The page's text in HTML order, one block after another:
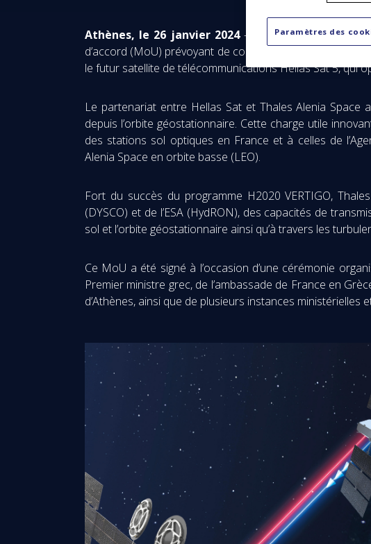
Athènes, le 26 janvier 2024- Hellas Sat et Thales
d’accord (MoU) prévoyant de collaborer dans le cadre
le futur satellite de télécommunications Hellas Sat 5, qui
Le partenariat entre Hellas Sat et Thales Alenia
depuis l’orbite géostationnaire. Cette charge utile
des stations sol optiques en France et à celles de
Alenia Space en orbite basse (LEO).
Fort du succès du programme H2020 VERTIGO,
(DYSCO) et de l’ESA (HydRON), des capacités de
sol et l’orbite géostationnaire ainsi qu’à travers les
Ce MoU a été signé à l’occasion d’une cérémonie
Premier ministre grec, de l’ambassade de France en
d’Athènes, ainsi que de plusieurs instances
Paramètres des